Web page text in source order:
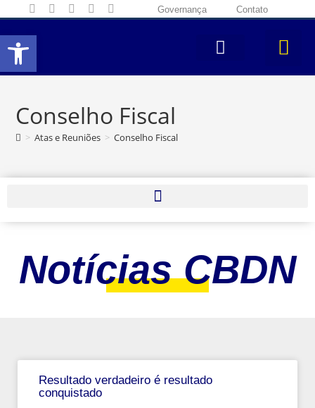
Abrir a barra de ferramentas
Governança Contato
Conselho Fiscal
> Atas e Reuniões > Conselho Fiscal
Notícias CBDN
Resultado verdadeiro é resultado
conquistado